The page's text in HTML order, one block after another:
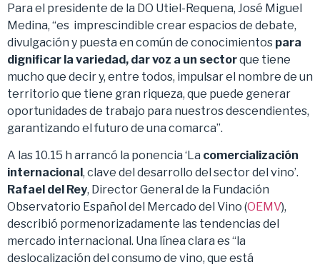
Para el presidente de la DO Utiel-Requena, José Miguel
Medina, “es imprescindible crear espacios de debate,
divulgación y puesta en común de conocimientos para
dignificar la variedad, dar voz a un sectorque tiene
mucho que decir y, entre todos, impulsar el nombre de un
territorio que tiene gran riqueza, que puede generar
oportunidades de trabajo para nuestros descendientes,
garantizando el futuro de una comarca”.
A las 10.15 h arrancó la ponencia ‘La comercialización
internacional , clave del desarrollo del sector del vino’.
Rafael del Rey, Director General de la Fundación
Observatorio Español del Mercado del Vino (OEMV),
describió pormenorizadamente las tendencias del
mercado internacional. Una línea clara es “la
deslocalización del consumo de vino, que está